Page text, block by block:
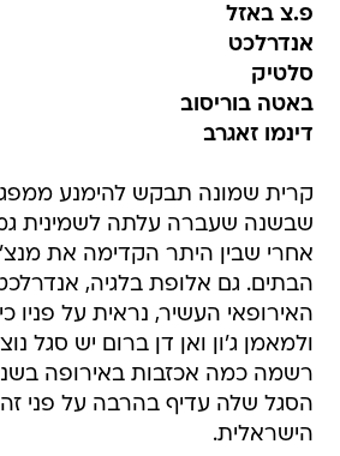
פ.צ באזל
אנדרלכט
סלטיק
באטה בוריסוב
דינמו זאגרב
קרית שמונה תבקש להימנע
שבשנה שעברה עלתה לשמינית
אחרי שבין היתר הקדימה את
הבתים. גם אלופת בלגיה, אנדרלכט
האירופאי העשיר, נראית על פניו
ולמאמן ג'ון ואן דן ברום יש סגל
רשמה כמה אכזבות באירופה
הסגל שלה עדיף בהרבה על פני
הישראלית.